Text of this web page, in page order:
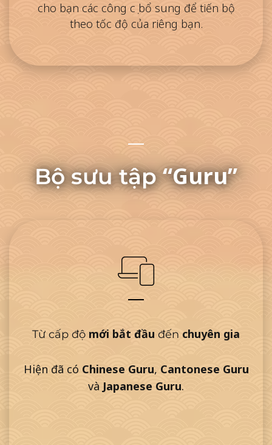
cho bạn các công cụ bổ sung để tiến bộ
theo tốc độ của riêng bạn.
Bộ sưu tập“Guru”
Từ cấp độ mới bắt đầu đến chuyên gia
Hiện đã có Chinese Guru, Cantonese Guru
và Japanese Guru.